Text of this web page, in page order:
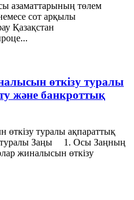
азаматтарының төлем
сот арқылы
Қазақстан
өткізу туралы
және банкроттық
туралы ақпараттық
туралы Заңы 1. Осы Заңның
жиналысын өткізу